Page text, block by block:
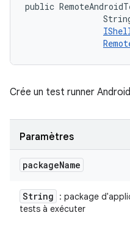
public
Crée un test runner
Paramètres
packageName
String
: package
tests à exécuter